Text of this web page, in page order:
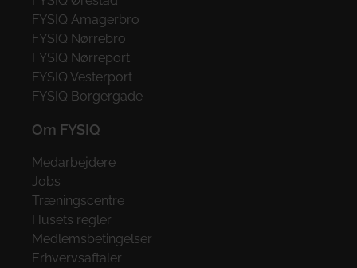
FYSIQ Amagerbro
FYSIQ Nørrebro
FYSIQ Nørreport
FYSIQ Vesterport
FYSIQ Borgergade
Om FYSIQ
Medarbejdere
Jobs
Træningscentre
Husets regler
Medlemsbetingelser
Erhvervsaftaler